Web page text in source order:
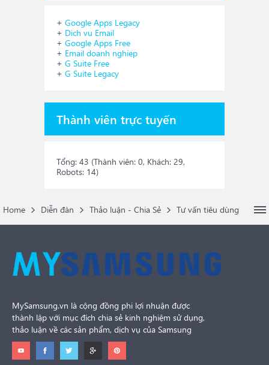
+ Google Apps Legacy
+ Dich vu Email
+ Google Apps Free
+ Email doanh nghiep
+ G Suite Free
+ G Suite Legacy
Thành viên trực tuyến
Tổng: 43 (Thành viên: 0, Khách: 29,
Robots: 14)
Home Diễn đàn Thảo luận - Chia Sẻ Tư vấn tiêu dùng
MySamsung.vn là cộng đồng phi lợi nhuận được
thành lập với mục đích chia sẻ kinh nghiệm sử dụng,
thảo luận về các sản phẩm, dịch vụ của Samsung